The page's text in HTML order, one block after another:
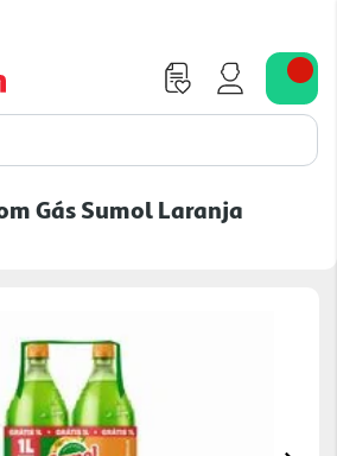
Gás Sumol Laranja